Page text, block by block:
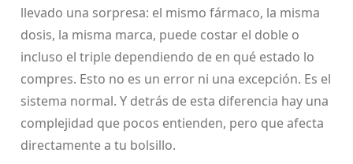
llevado una sorpresa: el mismo fármaco, la misma
dosis, la misma marca, puede costar el doble o
incluso el triple dependiendo de en qué estado lo
compres. Esto no es un error ni una excepción. Es el
sistema normal. Y detrás de esta diferencia hay una
complejidad que pocos entienden, pero que afecta
directamente a tu bolsillo.